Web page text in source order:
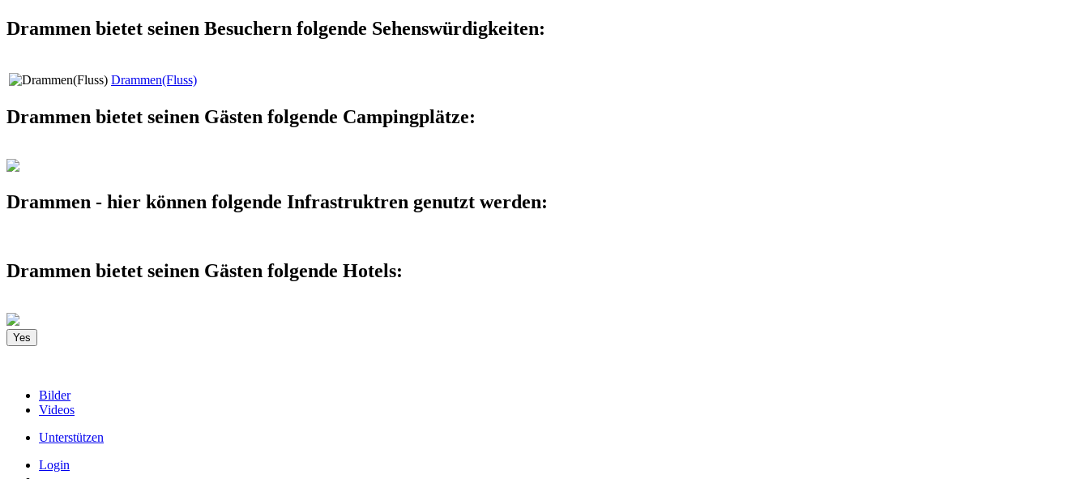
Drammen bietet seinen Besuchern folgende Sehenswürdigkeiten:
Drammen(Fluss)
Drammen bietet seinen Gästen folgende Campingplätze:
Drammen - hier können folgende Infrastruktren genutzt werden:
Drammen bietet seinen Gästen folgende Hotels:
Yes
Bilder
Videos
Unterstützen
Login